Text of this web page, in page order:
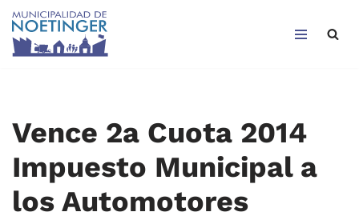
Saltar
Vence 2a Cuota 2014
Impuesto Municipal a
los Automotores